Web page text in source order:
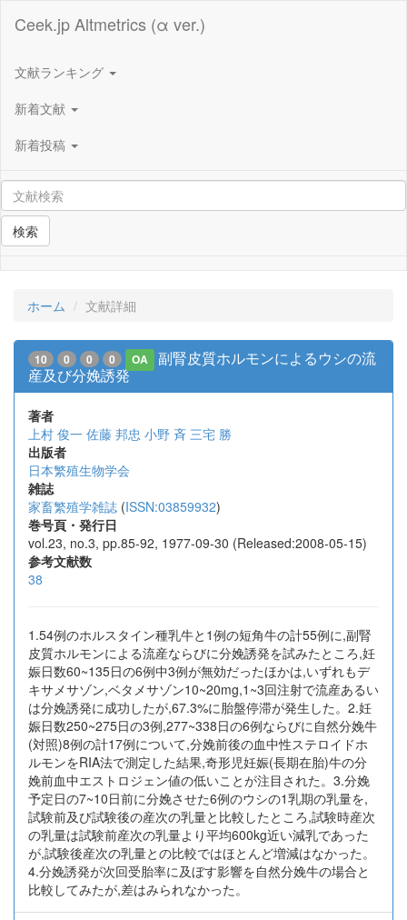
Ceek.jp Altmetrics (α ver.)
文献ランキング
新着文献
新着投稿
検索
ホーム 文献詳細
10 0 0 0 OA
副腎皮質ホルモンによるウシの流
産及び分娩誘発
著者
上村 俊一 佐藤 邦忠 小野 斉 三宅 勝
出版者
日本繁殖生物学会
雑誌
家畜繁殖学雑誌 (ISSN:03859932)
巻号頁・発行日
vol.23, no.3, pp.85-92, 1977-09-30 (Released:2008-05-15)
参考文献数
38
1.54例のホルスタイン種乳牛と1例の短角牛の計55例に,副腎
皮質ホルモンによる流産ならびに分娩誘発を試みたところ,妊
娠日数60~135日の6例中3例が無効だったほかは,いずれもデ
キサメサゾン,ベタメサゾン10~20mg,1~3回注射で流産あるい
は分娩誘発に成功したが,67.3%に胎盤停滞が発生した。2.妊
娠日数250~275日の3例,277~338日の6例ならびに自然分娩牛
(対照)8例の計17例について,分娩前後の血中性ステロイドホ
ルモンをRIA法で測定した結果,奇形児妊娠(長期在胎)牛の分
娩前血中エストロジェン値の低いことが注目された。3.分娩
予定日の7~10日前に分娩させた6例のウシの1乳期の乳量を,
試験前及び試験後の産次の乳量と比較したところ,試験時産次
の乳量は試験前産次の乳量より平均600kg近い減乳であった
が,試験後産次の乳量との比較ではほとんど増減はなかった。
4.分娩誘発が次回受胎率に及ぼす影響を自然分娩牛の場合と
比較してみたが,差はみられなかった。